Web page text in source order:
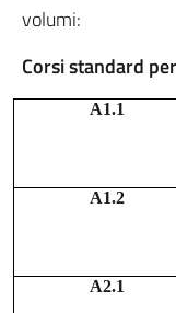
volumi:
Corsi standard
A1.1
A1.2
A2.1